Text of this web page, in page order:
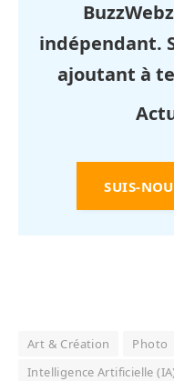
indépendant.
ajoutant à
SUIS-
Art & Création Photo
Intelligence Artificielle